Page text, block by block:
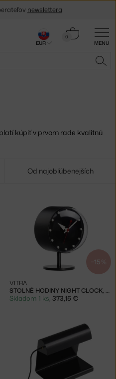
MENU
0
Košík
kúpiť v prvom rade kvalitnú
Od najobľúbenejších
−15 %
STOLNÉ HODINY NIGHT CLOCK, BLACK
VITRA
Skladom 1 ks, 373,15 €
newslettera
EUR